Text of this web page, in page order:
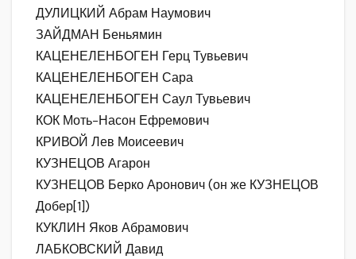
ДУЛИЦКИЙ Абрам Наумович
ЗАЙДМАН Беньямин
КАЦЕНЕЛЕНБОГЕН Герц Тувьевич
КАЦЕНЕЛЕНБОГЕН Сара
КАЦЕНЕЛЕНБОГЕН Саул Тувьевич
КОК Моть-Насон Ефремович
КРИВОЙ Лев Моисеевич
КУЗНЕЦОВ Агарон
КУЗНЕЦОВ Берко Аронович (он же КУЗНЕЦОВ
Добер[1])
КУКЛИН Яков Абрамович
ЛАБКОВСКИЙ Давид